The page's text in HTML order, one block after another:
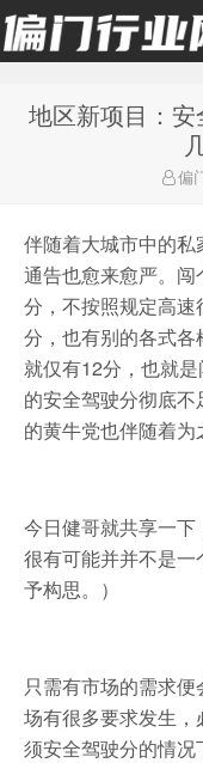
偏门行业网
地区新项目：
偏
伴随着大城市中的
通告也愈来愈严。
分，不按照规定高
分，也有别的各式
就仅有12分，也就
的安全驾驶分彻底
的黄牛党也伴随着为
今日健哥就共享一
很有可能并并不是一
予构思。）
只需有市场的需求
场有很多要求发生
须安全驾驶分的情况